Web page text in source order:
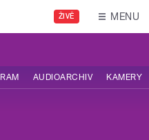
ŽIVĚ MENU
AUDIOARCHIV KAMERY